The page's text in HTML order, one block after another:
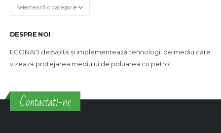
Categorii
DESPRE NOI
ECONAD dezvoltă și implementează tehnologii de mediu care
vizează protejarea mediului de poluarea cu petrol.
Contactati-ne